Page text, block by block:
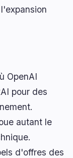
OpenAI
pour des
autant le
d'offres des